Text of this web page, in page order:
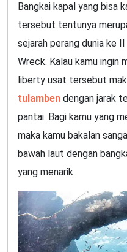
Bangkai kapal yang bisa
tersebut tentunya
sejarah perang dunia ke
Wreck. Kalau kamu ingin
liberty usat tersebut
tulamben dengan jarak
pantai. Bagi kamu yang
maka kamu bakalan
bawah laut dengan
yang menarik.